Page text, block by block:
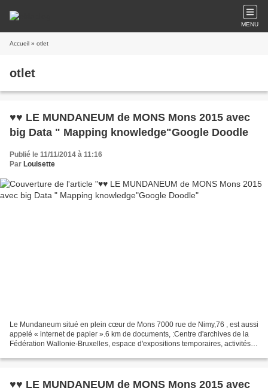
MENU
Accueil » otlet
otlet
♥♥ LE MUNDANEUM de MONS Mons 2015 avec
big Data " Mapping knowledge"Google Doodle
Publié le 11/11/2014 à 11:16
Par Louisette
Le Mundaneum situé en plein cœur de Mons 7000 rue de Nimy,76 , est aussi
appelé « internet de papier ».6 km de documents, :Centre d'archives de la
Fédération Wallonie-Bruxelles, espace d'expositions temporaires, activités
♥♥ LE MUNDANEUM de MONS Mons 2015 avec